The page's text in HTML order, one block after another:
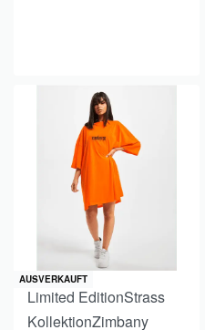
AUSVERKAUFT
Limited EditionStrass
KollektionZimbany